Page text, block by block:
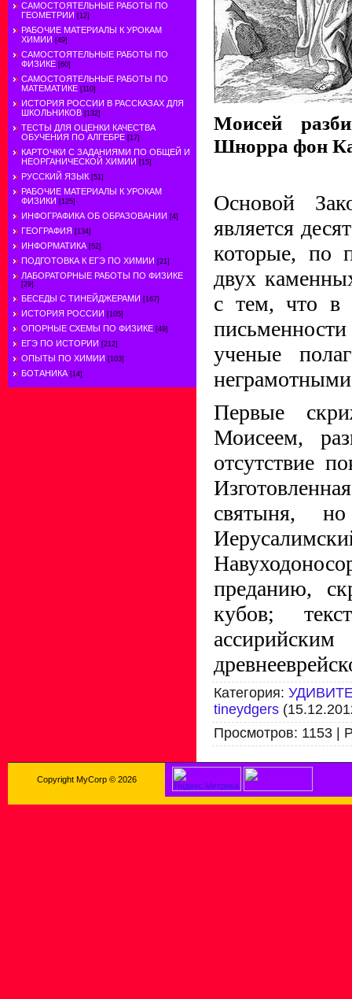
САМОСТОЯТЕЛЬНЫЕ РАБОТЫ ПО
ГЕОМЕТРИИ [12]
РАБОЧИЕ МАТЕРИАЛЫ К УРОКАМ
ХИМИИ [49]
САМОСТОЯТЕЛЬНЫЕ РАБОТЫ ПО
ФИЗИКЕ [60]
САМОСТОЯТЕЛЬНЫЕ РАБОТЫ ПО
МАТЕМАТИКЕ [110]
ИСТОРИЯ РОССИИ В РАССКАЗАХ ДЛЯ
ШКОЛЬНИКОВ [132]
ТЕСТЫ ДЛЯ ОЦЕНКИ КАЧЕСТВА
ОБУЧЕНИЯ ПО АЛГЕБРЕ [17]
КАРТОЧКИ С ЗАДАНИЯМИ ПО ОБЩЕЙ И
НЕОРГАНИЧЕСКОЙ ХИМИИ [15]
РУССКИЙ ЯЗЫК [51]
РАБОЧИЕ МАТЕРИАЛЫ К УРОКАМ
ФИЗИКИ [125]
ИНФОГРАФИКА ОБ ОБРАЗОВАНИИ [4]
ГЕОГРАФИЯ [134]
ИНФОРМАТИКА [52]
ПОДГОТОВКА К ЕГЭ ПО ХИМИИ [21]
ЛАБОРАТОРНЫЕ РАБОТЫ ПО ФИЗИКЕ
[29]
БЕСЕДЫ С ТИНЕЙДЖЕРАМИ [167]
ИСТОРИЯ РОССИИ [105]
ОПОРНЫЕ СХЕМЫ ПО ФИЗИКЕ [49]
ЕГЭ ПО ИСТОРИИ [212]
ОПЫТЫ ПО ХИМИИ [103]
БОТАНИКА [14]
Моисей
Шнорра фон
Основой
является
которые, по
двух
с тем, что в
ученые
Первые
Моисеем,
отсутствие
святыня,
преданию,
кубов;
Категория:
tineydgers
Просмотров: 1153 |
Copyright MyCorp © 2026